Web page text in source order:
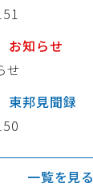
お知らせ
せ
東邦見聞録
一覧を見る